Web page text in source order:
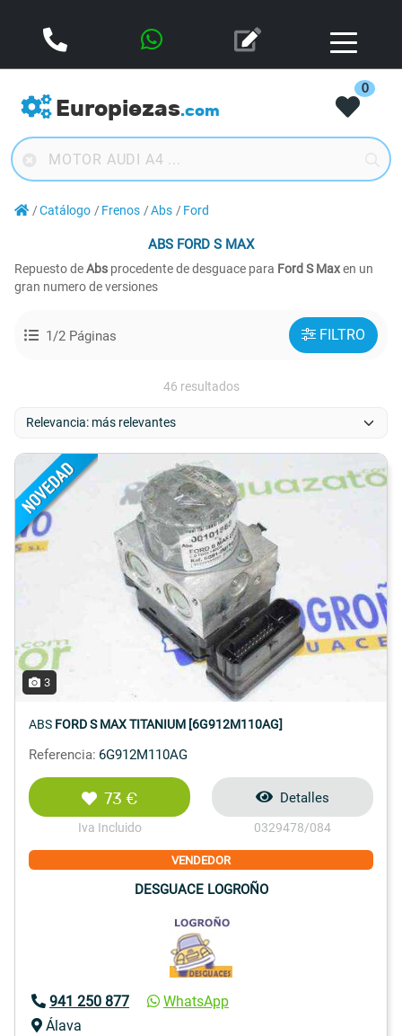
Europiezas.com
0
Catálogo Frenos Abs Ford
ABS FORD S MAX
Repuesto deAbs procedente de desguace para Ford S Maxen un
gran numero de versiones
1/2 Páginas FILTRO
46 resultados
3
ABS FORD S MAX TITANIUM [6G912M110AG]
Referencia: 6G912M110AG
73 €
Iva Incluido
Detalles
0329478/084
VENDEDOR
DESGUACE LOGROÑO
941 250 877
WhatsApp
Álava